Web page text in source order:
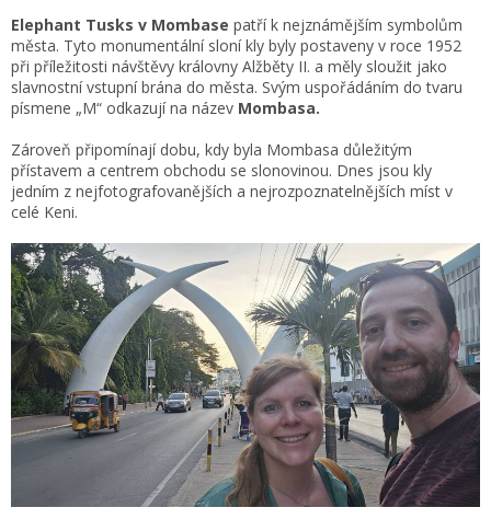
Elephant Tusks v Mombase patří k nejznámějším symbolům
města. Tyto monumentální sloní kly byly postaveny v roce 1952
při příležitosti návštěvy královny Alžběty II. a měly sloužit jako
slavnostní vstupní brána do města. Svým uspořádáním do tvaru
písmene „M“ odkazují na název Mombasa.
Zároveň připomínají dobu, kdy byla Mombasa důležitým
přístavem a centrem obchodu se slonovinou. Dnes jsou kly
jedním z nejfotografovanějších a nejrozpoznatelnějších míst v
celé Keni.